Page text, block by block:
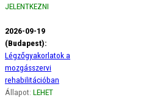
JELENTKEZNI
2026-09-19
(Budapest):
Légzőgyakorlatok a
mozgásszervi
rehabilitációban
Állapot: LEHET